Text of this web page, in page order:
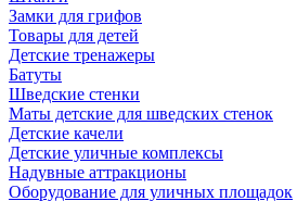
Замки для грифов
Товары для детей
Детские тренажеры
Батуты
Шведские стенки
Маты детские для шведских стенок
Детские качели
Детские уличные комплексы
Надувные аттракционы
Оборудование для уличных площадок